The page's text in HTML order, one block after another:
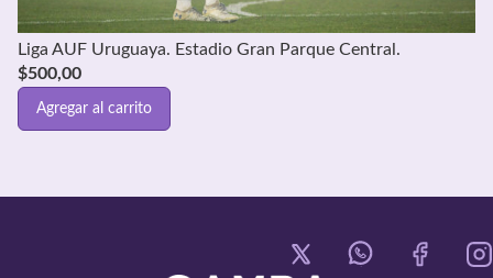
Liga AUF Uruguaya. Estadio Gran Parque Central.
$500,00
Agregar al carrito